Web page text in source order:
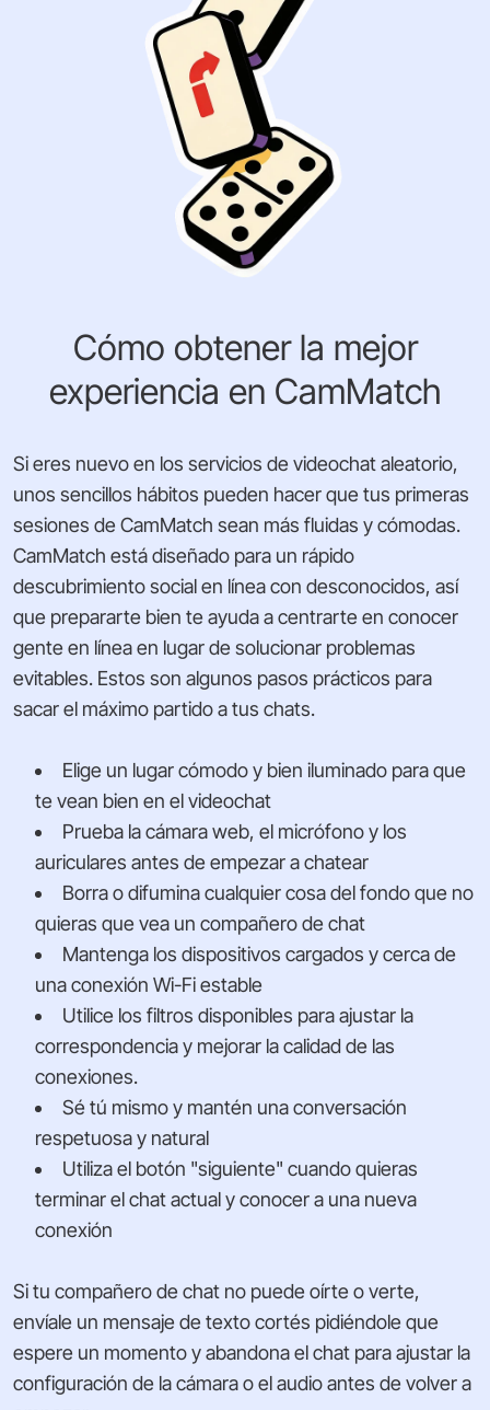
Cómo obtener la mejor
experiencia en CamMatch
Si eres nuevo en los servicios de videochat aleatorio,
unos sencillos hábitos pueden hacer que tus primeras
sesiones de CamMatch sean más fluidas y cómodas.
CamMatch está diseñado para un rápido
descubrimiento social en línea con desconocidos, así
que prepararte bien te ayuda a centrarte en conocer
gente en línea en lugar de solucionar problemas
evitables. Estos son algunos pasos prácticos para
sacar el máximo partido a tus chats.
Elige un lugar cómodo y bien iluminado para que
te vean bien en el videochat
Prueba la cámara web, el micrófono y los
auriculares antes de empezar a chatear
Borra o difumina cualquier cosa del fondo que no
quieras que vea un compañero de chat
Mantenga los dispositivos cargados y cerca de
una conexión Wi-Fi estable
Utilice los filtros disponibles para ajustar la
correspondencia y mejorar la calidad de las
conexiones.
Sé tú mismo y mantén una conversación
respetuosa y natural
Utiliza el botón "siguiente" cuando quieras
terminar el chat actual y conocer a una nueva
conexión
Si tu compañero de chat no puede oírte o verte,
envíale un mensaje de texto cortés pidiéndole que
espere un momento y abandona el chat para ajustar la
configuración de la cámara o el audio antes de volver a